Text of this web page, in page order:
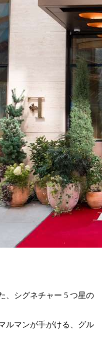
、シグネチャー 5 つ星の
ルマンが手がける、グル